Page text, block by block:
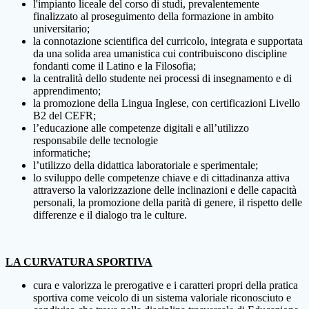
l'impianto liceale del corso di studi, prevalentemente
finalizzato al proseguimento della formazione in ambito
universitario;
la connotazione scientifica del curricolo, integrata e supportata
da una solida area umanistica cui contribuiscono discipline
fondanti come il Latino e la Filosofia;
la centralità dello studente nei processi di insegnamento e di
apprendimento;
la promozione della Lingua Inglese, con certificazioni Livello
B2 del CEFR;
l’educazione alle competenze digitali e all’utilizzo
responsabile delle tecnologie
informatiche;
l’utilizzo della didattica laboratoriale e sperimentale;
lo sviluppo delle competenze chiave e di cittadinanza attiva
attraverso la valorizzazione delle inclinazioni e delle capacità
personali, la promozione della parità di genere, il rispetto delle
differenze e il dialogo tra le culture.
LA CURVATURA SPORTIVA
cura e valorizza le prerogative e i caratteri propri della pratica
sportiva come veicolo di un sistema valoriale riconosciuto e